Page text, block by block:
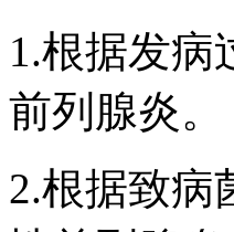
1.根据发病
前列腺炎。
2.根据致病